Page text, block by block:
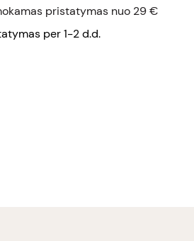
pristatymas nuo 29 €
per 1-2 d.d.